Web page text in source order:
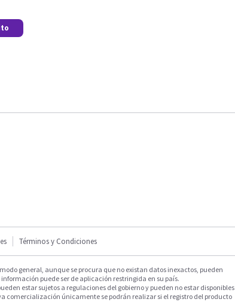
Términos y Condiciones
general, aunque se procura que no existan datos inexactos, pueden
puede ser de aplicación restringida en su país.
estar sujetos a regulaciones del gobierno y pueden no estar disponibles
comercialización únicamente se podrán realizar si el registro del producto